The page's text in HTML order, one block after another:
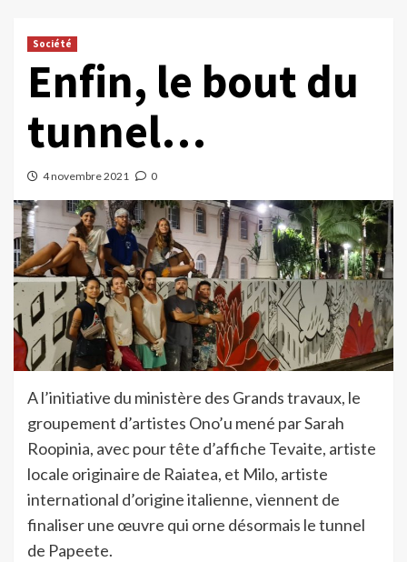
Société
Enfin, le bout du
tunnel…
4 novembre 2021 0
A l’initiative du ministère des Grands travaux, le
groupement d’artistes Ono’u mené par Sarah
Roopinia, avec pour tête d’affiche Tevaite, artiste
locale originaire de Raiatea, et Milo, artiste
international d’origine italienne, viennent de
finaliser une œuvre qui orne désormais le tunnel
de Papeete.